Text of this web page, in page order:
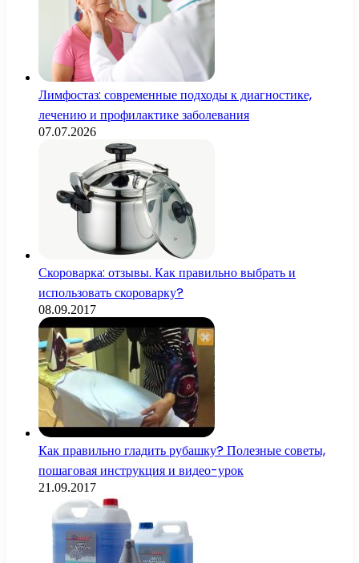
Лимфостаз: современные подходы к диагностике,
лечению и профилактике заболевания
07.07.2026
Скороварка: отзывы. Как правильно выбрать и
использовать скороварку?
08.09.2017
Как правильно гладить рубашку? Полезные советы,
пошаговая инструкция и видео-урок
21.09.2017